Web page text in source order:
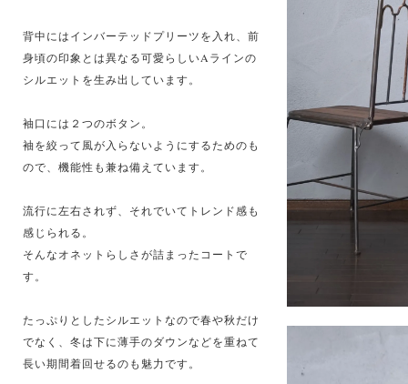
背中にはインバーテッドプリーツを入れ、前
身頃の印象とは異なる可愛らしいAラインの
シルエットを生み出しています。
袖口には２つのボタン。
袖を絞って風が入らないようにするためのも
ので、機能性も兼ね備えています。
流行に左右されず、それでいてトレンド感も
感じられる。
そんなオネットらしさが詰まったコートで
す。
たっぷりとしたシルエットなので春や秋だけ
でなく、冬は下に薄手のダウンなどを重ねて
長い期間着回せるのも魅力です。